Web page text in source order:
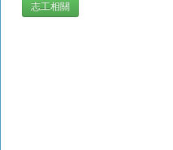
志工相關